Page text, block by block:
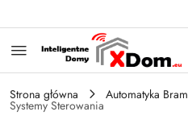
Strona główna Automatyka Bram
Systemy Sterowania